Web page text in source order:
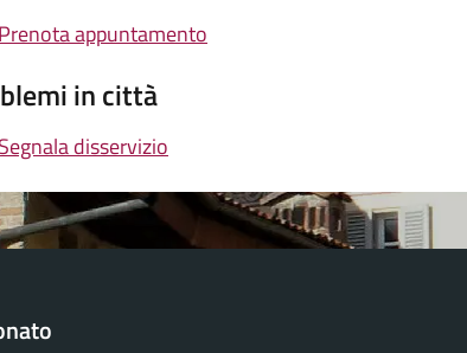
Prenota appuntamento
in città
Segnala disservizio